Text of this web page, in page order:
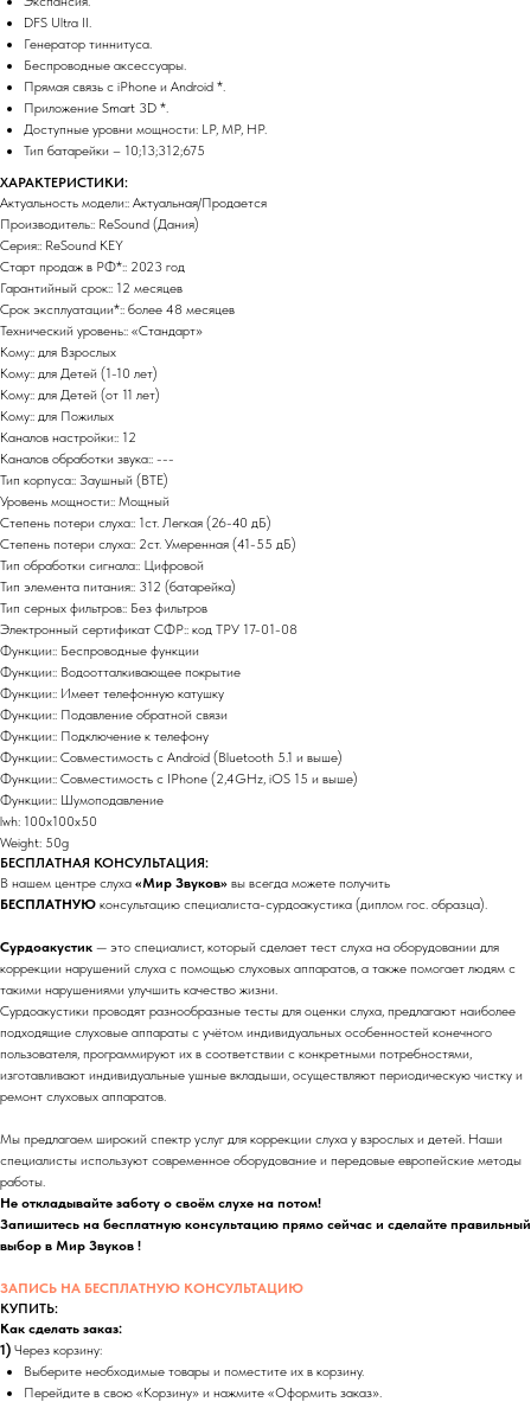
DFS Ultra II.
Генератор тиннитуса.
Беспроводные аксессуары.
Прямая связь с iPhone и Android *.
Приложение Smart 3D *.
Доступные уровни мощности: LP, MP, HP.
Тип батарейки – 10;13;312;675
ХАРАКТЕРИСТИКИ:
Актуальность модели:: Актуальная/Продается
Производитель:: ReSound (Дания)
Серия:: ReSound KEY
Старт продаж в РФ*:: 2023 год
Гарантийный срок:: 12 месяцев
Срок эксплуатации*:: более 48 месяцев
Технический уровень:: «Стандарт»
Кому:: для Взрослых
Кому:: для Детей (1-10 лет)
Кому:: для Детей (от 11 лет)
Кому:: для Пожилых
Каналов настройки:: 12
Каналов обработки звука:: ---
Тип корпуса:: Заушный (BTE)
Уровень мощности:: Мощный
Степень потери слуха:: 1ст. Легкая (26-40 дБ)
Степень потери слуха:: 2ст. Умеренная (41-55 дБ)
Тип обработки сигнала:: Цифровой
Тип элемента питания:: 312 (батарейка)
Тип серных фильтров:: Без фильтров
Электронный сертификат СФР:: код ТРУ 17-01-08
Функции:: Беспроводные функции
Функции:: Водоотталкивающее покрытие
Функции:: Имеет телефонную катушку
Функции:: Подавление обратной связи
Функции:: Подключение к телефону
Функции:: Совместимость с Android (Bluetooth 5.1 и выше)
Функции:: Совместимость с IPhone (2,4GHz, iOS 15 и выше)
Функции:: Шумоподавление
lwh: 100x100x50
Weight: 50g
БЕСПЛАТНАЯ КОНСУЛЬТАЦИЯ:
В нашем центре слуха «Мир Звуков» вы всегда можете получить
БЕСПЛАТНУЮ консультацию специалиста-сурдоакустика (диплом гос. образца).
Сурдоакустик — это специалист, который сделает тест слуха на оборудовании для
коррекции нарушений слуха с помощью слуховых аппаратов, а также помогает людям с
такими нарушениями улучшить качество жизни.
Сурдоакустики проводят разнообразные тесты для оценки слуха, предлагают наиболее
подходящие слуховые аппараты с учётом индивидуальных особенностей конечного
пользователя, программируют их в соответствии с конкретными потребностями,
изготавливают индивидуальные ушные вкладыши, осуществляют периодическую чистку и
ремонт слуховых аппаратов.
Мы предлагаем широкий спектр услуг для коррекции слуха у взрослых и детей. Наши
специалисты используют современное оборудование и передовые европейские методы
работы.
Не откладывайте заботу о своём слухе на потом!
Запишитесь на бесплатную консультацию прямо сейчас и сделайте правильный
выбор в Мир Звуков !
ЗАПИСЬ НА БЕСПЛАТНУЮ КОНСУЛЬТАЦИЮ
КУПИТЬ:
Как сделать заказ:
1) Через корзину:
Выберите необходимые товары и поместите их в корзину.
Перейдите в свою «Корзину» и нажмите «Оформить заказ».